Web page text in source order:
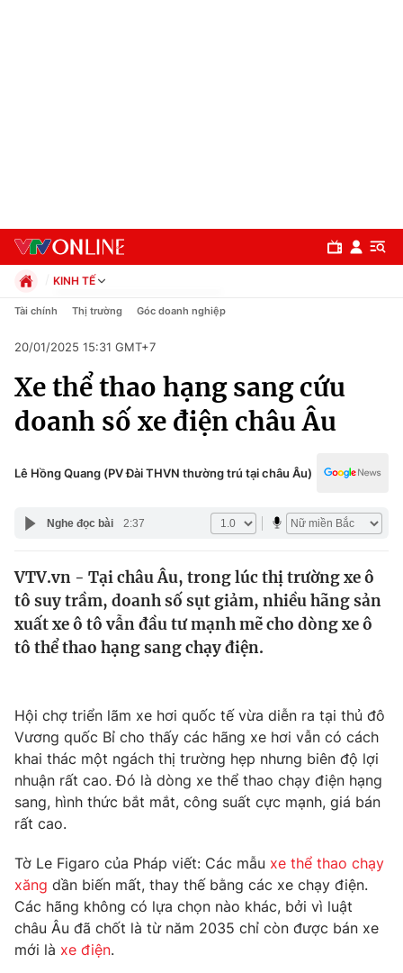
Chuyên mục
Chính trị
Pháp luật
Thế giới
Tin tức
Câu chuyện quốc tế
Tài chính
Thị trường
Góc doanh nghiệp
Dữ liệu và đời sống
Truyền hình
Phim VTV
Nhân vật
Khán giả
Giải sao mai
Giải trí
Điện ảnh
Âm nhạc
Sao
Đời sống
Du lịch
Làm đẹp
Giáo dục
KINH TẾ
Chính trị
Pháp luật
Kinh tế
Thể thao
Truyền hình
Y tế
Công nghệ
Tài chính Thị trường Góc doanh nghiệp
20/01/2025 15:31 GMT+7
Xe thể thao hạng sang cứu
doanh số xe điện châu Âu
Lê Hồng Quang (PV Đài THVN thường trú tại châu Âu)
Nghe đọc bài 2:37
VTV.vn - Tại châu Âu, trong lúc thị trường xe ô
tô suy trầm, doanh số sụt giảm, nhiều hãng sản
xuất xe ô tô vẫn đầu tư mạnh mẽ cho dòng xe ô
tô thể thao hạng sang chạy điện.
Hội chợ triển lãm xe hơi quốc tế vừa diễn ra tại thủ đô
Vương quốc Bỉ cho thấy các hãng xe hơi vẫn có cách
khai thác một ngách thị trường hẹp nhưng biên độ lợi
nhuận rất cao. Đó là dòng xe thể thao chạy điện hạng
sang, hình thức bắt mắt, công suất cực mạnh, giá bán
rất cao.
Tờ Le Figaro của Pháp viết: Các mẫu xe thể thao chạy
xăng dần biến mất, thay thế bằng các xe chạy điện.
Các hãng không có lựa chọn nào khác, bởi vì luật
châu Âu đã chốt là từ năm 2035 chỉ còn được bán xe
mới là xe điện.